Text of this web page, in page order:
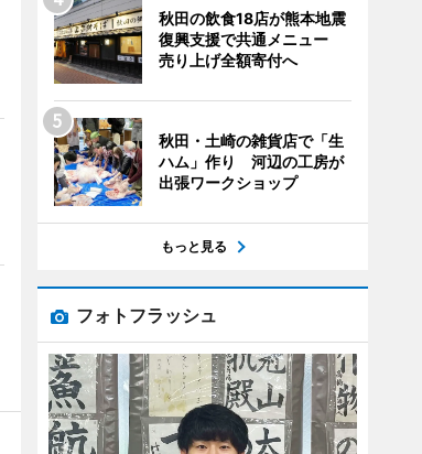
秋田の飲食18店が熊本地震
復興支援で共通メニュー
売り上げ全額寄付へ
秋田・土崎の雑貨店で「生
ハム」作り 河辺の工房が
出張ワークショップ
もっと見る
フォトフラッシュ